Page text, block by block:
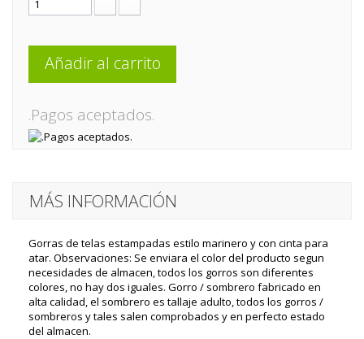
Añadir al carrito
.Pagos aceptados.
MÁS INFORMACIÓN
Gorras de telas estampadas estilo marinero y con cinta para
atar. Observaciones: Se enviara el color del producto segun
necesidades de almacen, todos los gorros son diferentes
colores, no hay dos iguales. Gorro / sombrero fabricado en
alta calidad, el sombrero es tallaje adulto, todos los gorros /
sombreros y tales salen comprobados y en perfecto estado
del almacen.